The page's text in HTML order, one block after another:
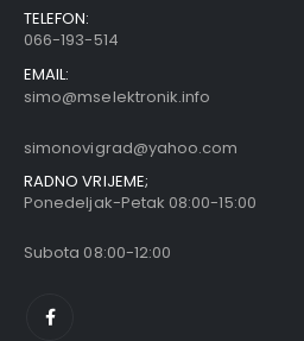
TELEFON:
066-193-514
EMAIL:
simo@mselektronik.info
simonovigrad@yahoo.com
RADNO VRIJEME;
Ponedeljak-Petak 08:00-15:00
Subota 08:00-12:00